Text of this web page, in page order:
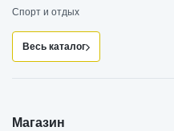
Спорт и отдых
Весь каталог
Магазин